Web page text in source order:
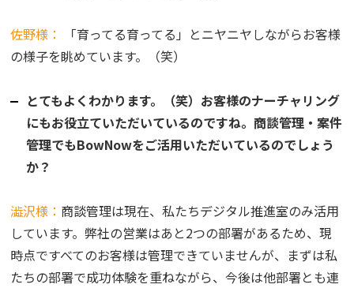
佐野様：
「育ってる育ってる」とニヤニヤしながらお客様
の様子を眺めています。（笑）
とてもよくわかります。（笑）お客様のナーチャリング
にもお役立ていただいているのですね。商談管理・案件
管理でもBowNowをご活用いただいているのでしょう
か？
澁沢様： 商談管理は現在、私たちデジタル推進室のみ活用
しています。弊社の営業はあと2つの部署があるため、現
時点ですべてのお客様は管理できていませんが、まずは私
たちの部署で成功体験を重ねながら、今後は他部署とも連